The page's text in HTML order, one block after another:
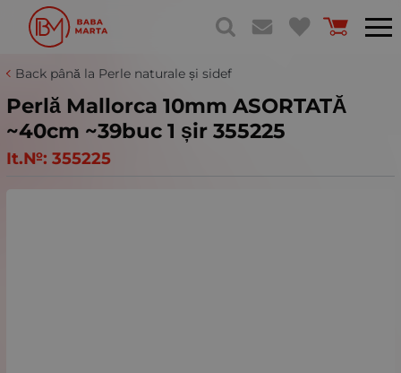
Back până la Perle naturale și sidef
Perlă Mallorca 10mm ASORTATĂ
~40cm ~39buc 1 șir 355225
It.№: 355225